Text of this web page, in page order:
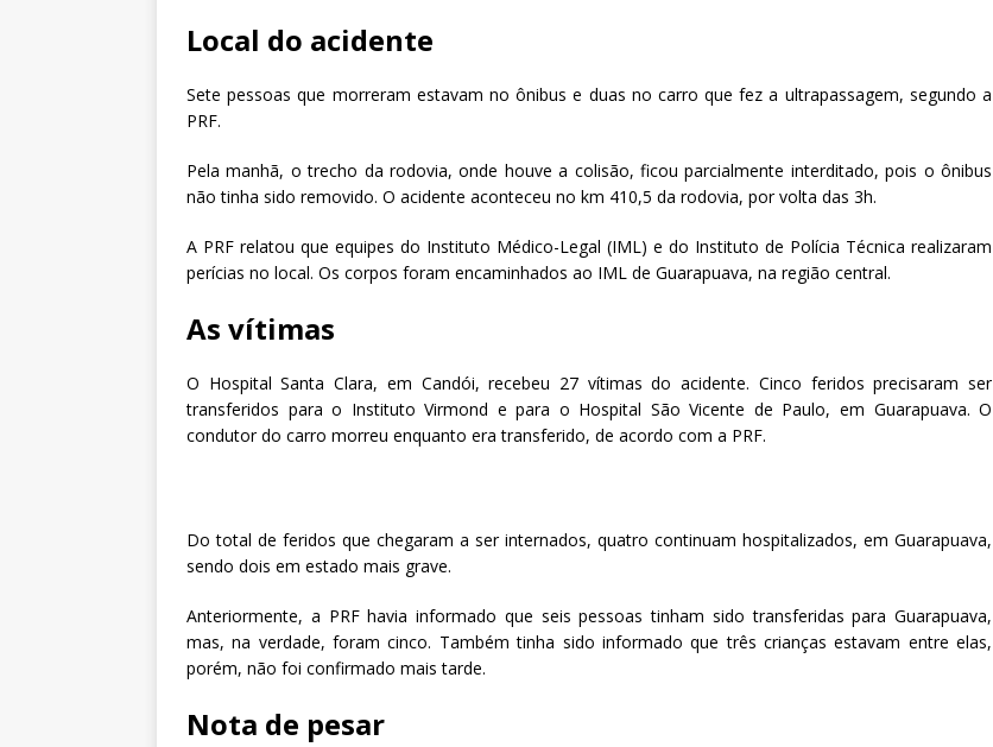
Local do acidente
Sete pessoas que morreram estavam no ônibus e duas no carro que fez a ultrapassagem, segundo a
PRF.
Pela manhã, o trecho da rodovia, onde houve a colisão, ficou parcialmente interditado, pois o ônibus
não tinha sido removido. O acidente aconteceu no km 410,5 da rodovia, por volta das 3h.
A PRF relatou que equipes do Instituto Médico-Legal (IML) e do Instituto de Polícia Técnica realizaram
perícias no local. Os corpos foram encaminhados ao IML de Guarapuava, na região central.
As vítimas
O Hospital Santa Clara, em Candói, recebeu 27 vítimas do acidente. Cinco feridos precisaram ser
transferidos para o Instituto Virmond e para o Hospital São Vicente de Paulo, em Guarapuava. O
condutor do carro morreu enquanto era transferido, de acordo com a PRF.
Do total de feridos que chegaram a ser internados, quatro continuam hospitalizados, em Guarapuava,
sendo dois em estado mais grave.
Anteriormente, a PRF havia informado que seis pessoas tinham sido transferidas para Guarapuava,
mas, na verdade, foram cinco. Também tinha sido informado que três crianças estavam entre elas,
porém, não foi confirmado mais tarde.
Nota de pesar